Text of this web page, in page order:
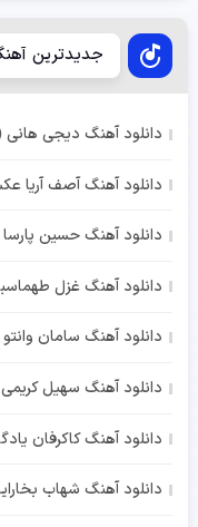
جدیدترین
دانلود آهنگ دیجی
دانلود آهنگ آصف آریا
دانلود آهنگ حسین پارسا
دانلود آهنگ غزل
دانلود آهنگ سامان
دانلود آهنگ سهیل کریمی
دانلود آهنگ کاکرفان
دانلود آهنگ شهاب